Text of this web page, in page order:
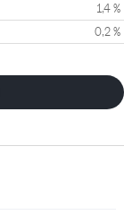
1,4 %
0,2 %